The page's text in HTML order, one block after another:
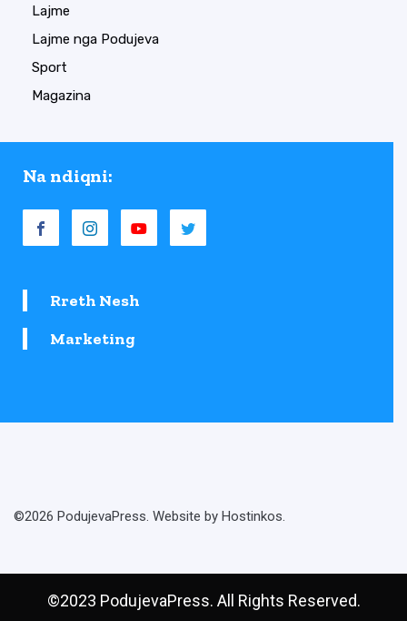
Lajme
Lajme nga Podujeva
Sport
Magazina
Na ndiqni:
Rreth Nesh
Marketing
©2026 PodujevaPress. Website by Hostinkos.
©2023 PodujevaPress. All Rights Reserved.